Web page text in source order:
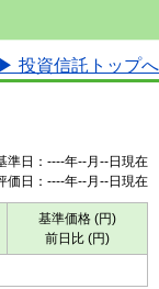
▶ 投資信託トップへ
準日：----年--月--日現在
価日：----年--月--日現在
基準価格 (円)
前日比 (円)